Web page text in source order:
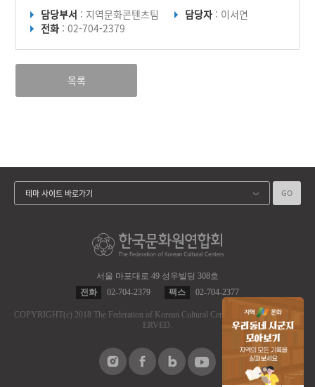
담당부서 : 지역문화콘텐츠팀 담당자 : 이서연
전화 : 02-704-2379
목록
서울 마포대로 49 성우빌딩 308호
전화
02-704-2379 팩스 02-704-2377
COPYRIGHT(c) 2018 The Federation of Korean Cultural Centers.
ALL RIGHT RES
ERVED.
테마 사이트 바로가기 GO